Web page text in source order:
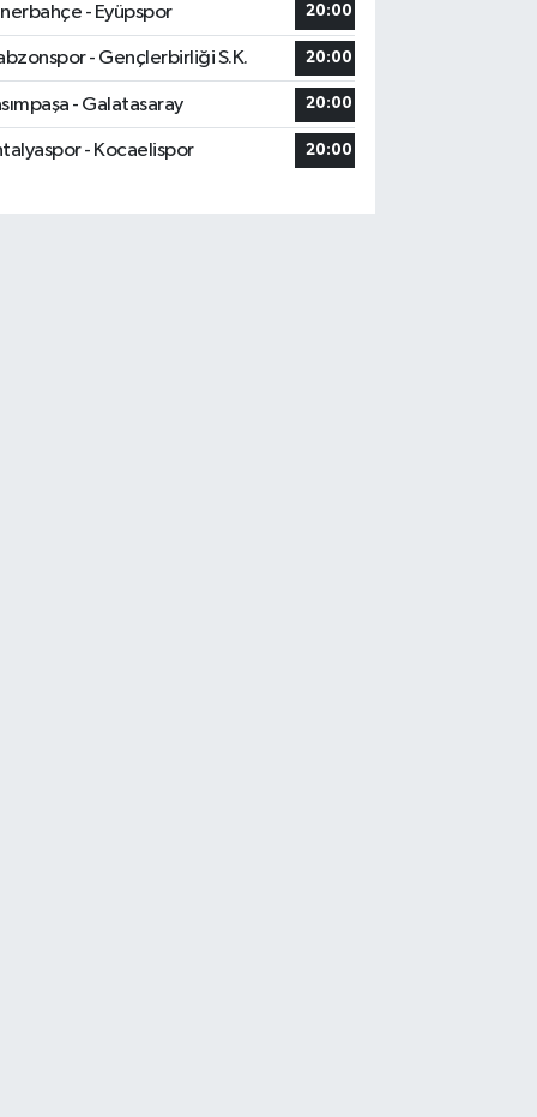
- Eyüpspor 20:00
- Gençlerbirliği S.K. 20:00
- Galatasaray 20:00
- Kocaelispor 20:00